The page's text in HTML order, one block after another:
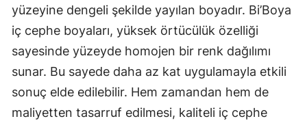
yüzeyine dengeli şekilde yayılan boyadır. Bi’Boya
iç cephe boyaları, yüksek örtücülük özelliği
sayesinde yüzeyde homojen bir renk dağılımı
sunar. Bu sayede daha az kat uygulamayla etkili
sonuç elde edilebilir. Hem zamandan hem de
maliyetten tasarruf edilmesi, kaliteli iç cephe